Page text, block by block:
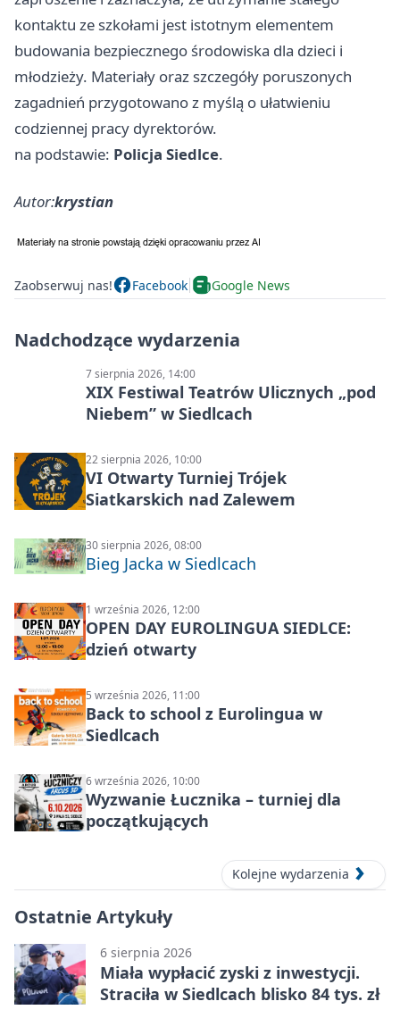
kontaktu ze szkołami jest istotnym elementem
budowania bezpiecznego środowiska dla dzieci i
młodzieży. Materiały oraz szczegóły poruszonych
zagadnień przygotowano z myślą o ułatwieniu
codziennej pracy dyrektorów.
na podstawie: Policja Siedlce.
Autor:krystian
Zaobserwuj nas! Facebook Google News
Nadchodzące wydarzenia
7 sierpnia 2026, 14:00
XIX Festiwal Teatrów Ulicznych „pod
Niebem” w Siedlcach
22 sierpnia 2026, 10:00
VI Otwarty Turniej Trójek
Siatkarskich nad Zalewem
30 sierpnia 2026, 08:00
Bieg Jacka w Siedlcach
1 września 2026, 12:00
OPEN DAY EUROLINGUA SIEDLCE:
dzień otwarty
5 września 2026, 11:00
Back to school z Eurolingua w
Siedlcach
6 września 2026, 10:00
Wyzwanie Łucznika – turniej dla
początkujących
Kolejne wydarzenia
Ostatnie Artykuły
6 sierpnia 2026
Miała wypłacić zyski z inwestycji.
Straciła w Siedlcach blisko 84 tys. zł